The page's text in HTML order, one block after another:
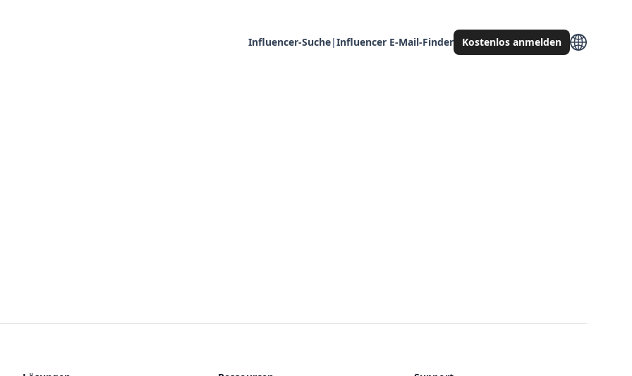
Influencer-Suche|Influencer E-Mail-Finder Kostenlos anmelden